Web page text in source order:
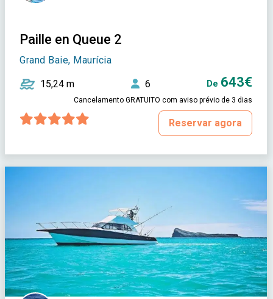
Paille en Queue 2
Grand Baie, Maurícia
15,24 m 6 De 643€
Cancelamento GRATUITO com aviso prévio de 3 dias
Reservar agora